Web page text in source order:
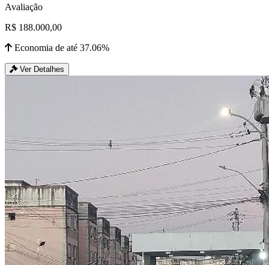
Avaliação
R$ 188.000,00
Economia de até 37.06%
Ver Detalhes